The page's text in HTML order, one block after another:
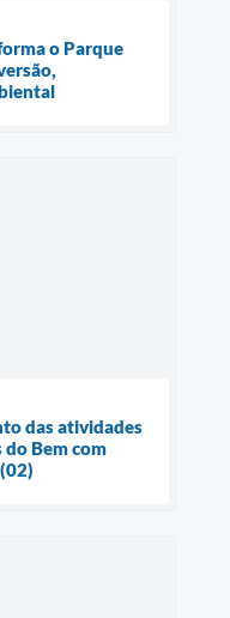
o Parque
das atividades
do Bem com